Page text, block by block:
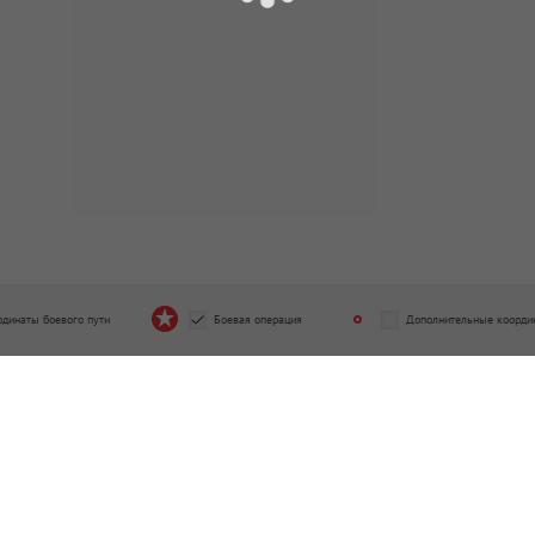
боевого пути Боевая операция Дополнительные